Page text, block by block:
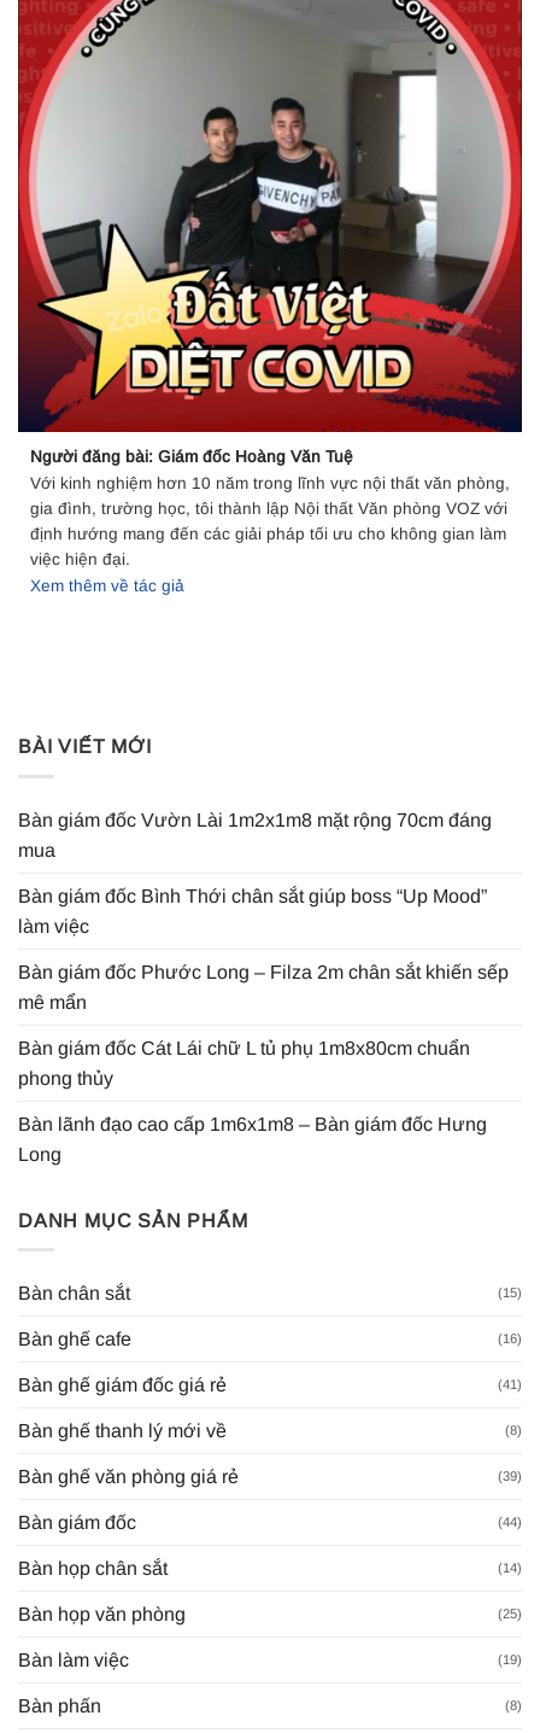
Người đăng bài: Giám đốc Hoàng Văn Tuệ
Với kinh nghiệm hơn 10 năm trong lĩnh vực nội thất văn phòng,
gia đình, trường học, tôi thành lập Nội thất Văn phòng VOZ với
định hướng mang đến các giải pháp tối ưu cho không gian làm
việc hiện đại.
Xem thêm về tác giả
BÀI VIẾT MỚI
Bàn giám đốc Vườn Lài 1m2x1m8 mặt rộng 70cm đáng
mua
Bàn giám đốc Bình Thới chân sắt giúp boss “Up Mood”
làm việc
Bàn giám đốc Phước Long – Filza 2m chân sắt khiến sếp
mê mẩn
Bàn giám đốc Cát Lái chữ L tủ phụ 1m8x80cm chuẩn
phong thủy
Bàn lãnh đạo cao cấp 1m6x1m8 – Bàn giám đốc Hưng
Long
DANH MỤC SẢN PHẨM
Bàn chân sắt (15)
Bàn ghế cafe (16)
Bàn ghế giám đốc giá rẻ (41)
Bàn ghế thanh lý mới về (8)
Bàn ghế văn phòng giá rẻ (39)
Bàn giám đốc (44)
Bàn họp chân sắt (14)
Bàn họp văn phòng (25)
Bàn làm việc (19)
Bàn phấn (8)